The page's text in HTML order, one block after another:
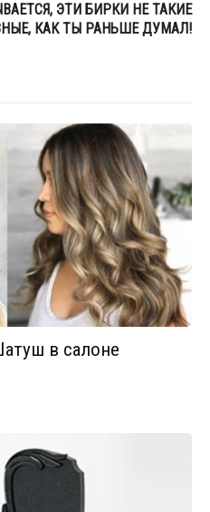
ЭТИ БИРКИ НЕ ТАКИЕ
КАК ТЫ РАНЬШЕ ДУМАЛ!
в салоне